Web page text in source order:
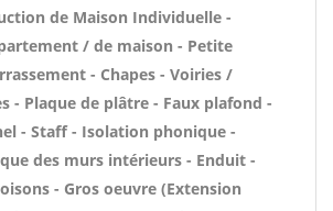
de Maison Individuelle -
/ de maison - Petite
- Chapes - Voiries /
- Plaque de plâtre - Faux plafond -
- Staff - Isolation phonique -
des murs intérieurs - Enduit -
- Gros oeuvre (Extension